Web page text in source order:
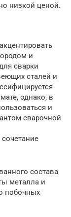
низкой ценой.
и
сварки
сталей и
однако, в
и
сварочной
состава
металла и
побочных